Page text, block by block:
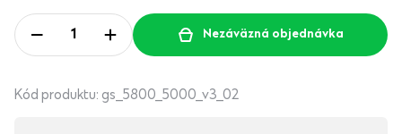
Nezáväzná objednávka
Kód produktu: gs_5800_5000_v3_02